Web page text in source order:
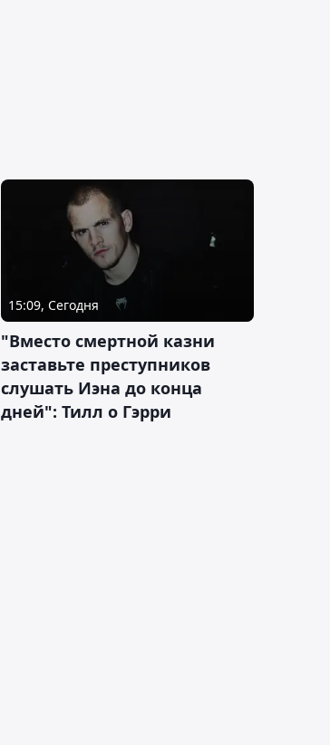
15:09, Сегодня
"Вместо смертной казни
заставьте преступников
слушать Иэна до конца
дней": Тилл о Гэрри